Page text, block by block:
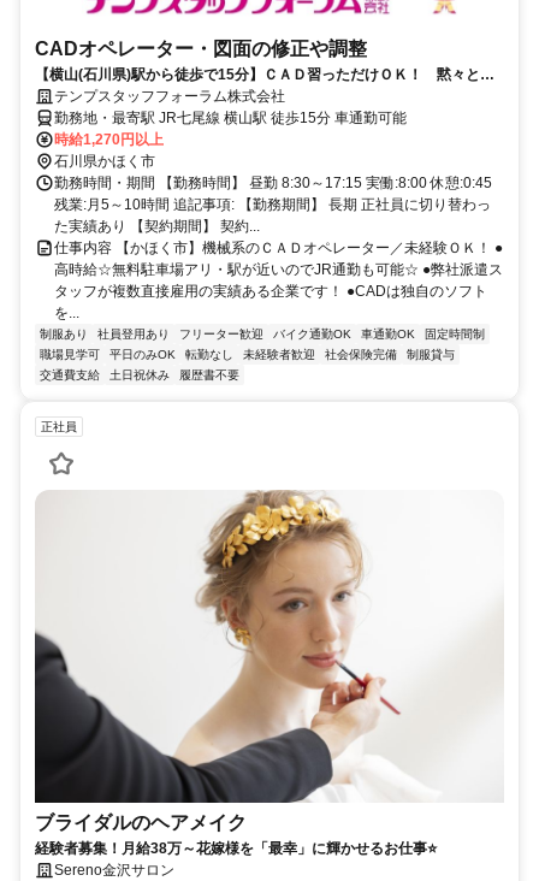
CADオペレーター・図面の修正や調整
【横山(石川県)駅から徒歩で15分】ＣＡＤ習っただけＯＫ！ 黙々とで
きるＣＡＤオペレータ
テンプスタッフフォーラム株式会社
勤務地・最寄駅 JR七尾線 横山駅 徒歩15分 車通勤可能
時給1,270円以上
石川県かほく市
勤務時間・期間 【勤務時間】 昼勤 8:30～17:15 実働:8:00 休憩:0:45
残業:月5～10時間 追記事項: 【勤務期間】 長期 正社員に切り替わっ
た実績あり 【契約期間】 契約...
仕事内容 【かほく市】機械系のＣＡＤオペレーター／未経験ＯＫ！ ●
高時給☆無料駐車場アリ・駅が近いのでJR通勤も可能☆ ●弊社派遣ス
タッフが複数直接雇用の実績ある企業です！ ●CADは独自のソフト
を...
制服あり 社員登用あり フリーター歓迎 バイク通勤OK 車通勤OK
固定時間制
職場見学可
平日のみOK 転勤なし 未経験者歓迎 社会保険完備
制服貸与
交通費支給
土日祝休み 履歴書不要
正社員
ブライダルのヘアメイク
経験者募集！月給38万～花嫁様を「最幸」に輝かせるお仕事⭐
Sereno金沢サロン